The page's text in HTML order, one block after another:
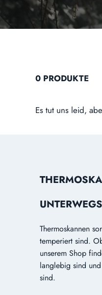
0 PRODUKTE
Es tut uns leid,
UNTERWEGS
Thermoskannen
temperiert sind.
unserem Shop
langlebig sind
sind.